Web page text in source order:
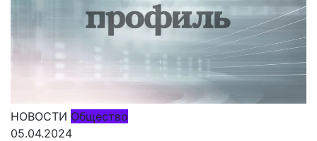
НОВОСТИ Общество
05.04.2024